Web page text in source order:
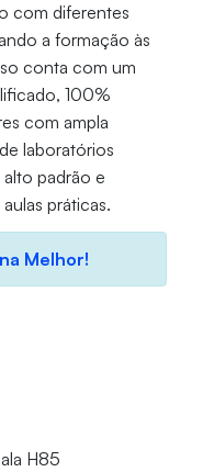
com diferentes
a formação às
conta com um
100%
com ampla
laboratórios
padrão e
práticas.
Melhor!
H85